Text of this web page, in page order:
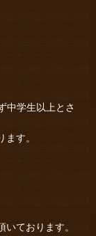
中学生以上とさ
す。
ております。